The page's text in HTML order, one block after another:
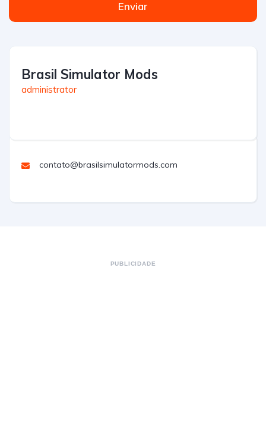
Enviar
Brasil Simulator Mods
administrator
contato@brasilsimulatormods.com
PUBLICIDADE